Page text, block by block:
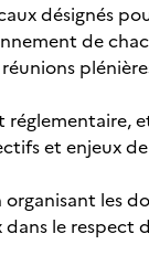
désignés
de
et enjeux
organisant les
le respect